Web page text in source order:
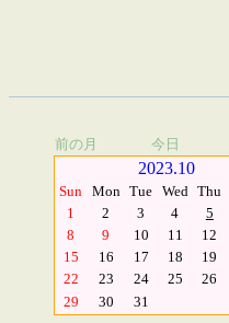
前の月 今日
2023.10
Sun Mon Tue Wed Thu
1
2 3 4 5
8
9 10 11 12
15
16 17 18 19
22
23 24 25 26
29
30 31